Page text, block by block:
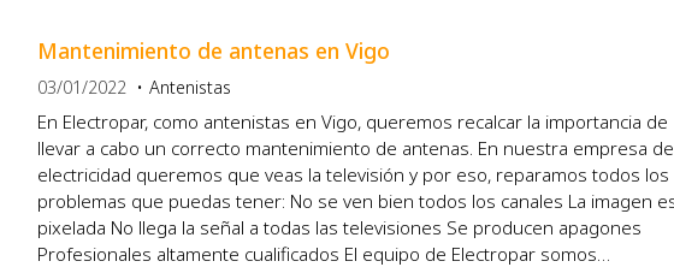
Mantenimiento de antenas en Vigo
03/01/2022 Antenistas
En Electropar, como antenistas en Vigo, queremos recalcar la importancia de
llevar a cabo un correcto mantenimiento de antenas. En nuestra empresa de
electricidad queremos que veas la televisión y por eso, reparamos todos los
problemas que puedas tener: No se ven bien todos los canales La imagen está
pixelada No llega la señal a todas las televisiones Se producen apagones
Profesionales altamente cualificados El equipo de Electropar somos